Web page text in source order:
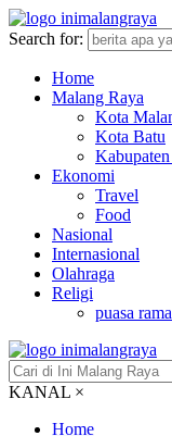
Search for:
Home
Malang Raya
Kota
Kota Batu
Ekonomi
Travel
Food
Nasional
Internasional
Olahraga
Religi
puasa
KANAL ×
Home